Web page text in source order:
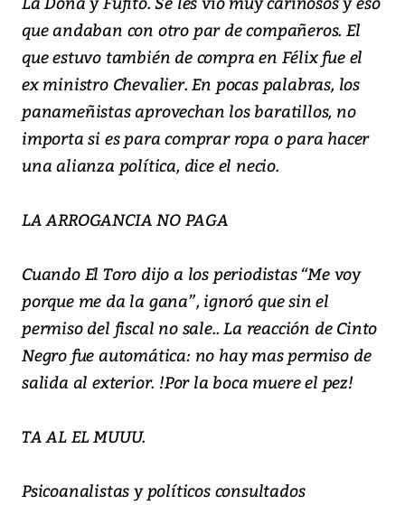
que andaban con otro par de compañeros. El
que estuvo también de compra en Félix fue el
ex ministro Chevalier. En pocas palabras, los
panameñistas aprovechan los baratillos, no
importa si es para comprar ropa o para hacer
una alianza política, dice el necio.
LA ARROGANCIA NO PAGA
Cuando El Toro dijo a los periodistas “Me voy
porque me da la gana”, ignoró que sin el
permiso del fiscal no sale.. La reacción de Cinto
Negro fue automática: no hay mas permiso de
salida al exterior. !Por la boca muere el pez!
TA AL EL MUUU.
Psicoanalistas y políticos consultados